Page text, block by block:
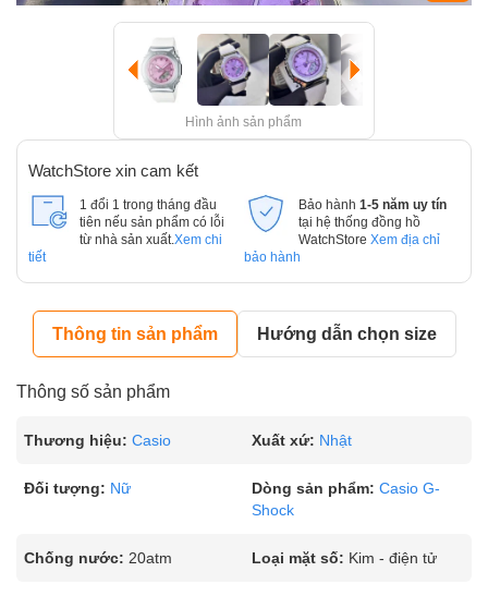
Hình ảnh sản phẩm
WatchStore xin cam kết
1 đổi 1 trong tháng đầu
tiên nếu sản phẩm có lỗi
từ nhà sản xuất. Xem chi
tiết
Bảo hành 1-5 năm uy tín
tại hệ thống đồng hồ
WatchStore Xem địa chỉ
bảo hành
Thông tin sản phẩm Hướng dẫn chọn size
Thông số sản phẩm
Thương hiệu: Casio Xuất xứ: Nhật
Đối tượng: Nữ Dòng sản phẩm: Casio G-
Shock
Chống nước: 20atm Loại mặt số: Kim - điện tử